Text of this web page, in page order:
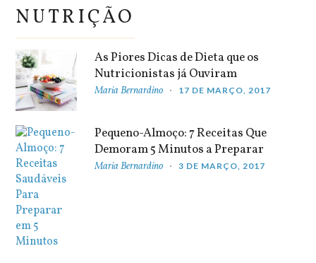
NUTRIÇÃO
As Piores Dicas de Dieta que os
Nutricionistas já Ouviram
Maria Bernardino 17 DE MARÇO, 2017
Pequeno-Almoço: 7 Receitas Que
Demoram 5 Minutos a Preparar
Maria Bernardino 3 DE MARÇO, 2017